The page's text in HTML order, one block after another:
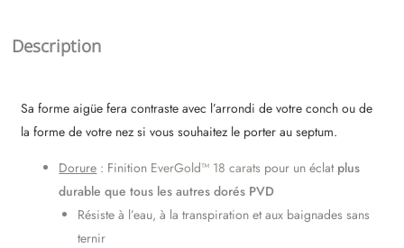
Description
Sa forme aigüe fera contraste avec l’arrondi de votre conch ou de
la forme de votre nez si vous souhaitez le porter au septum.
Dorure : Finition EverGold™ 18 carats pour un éclat plus
durable que tous les autres dorés PVD
Résiste à l’eau, à la transpiration et aux baignades sans
ternir